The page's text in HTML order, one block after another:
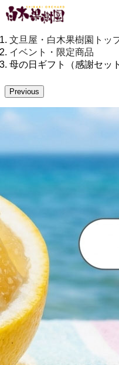
文旦屋・白木果樹園トッ
イベント・限定商品
母の日ギフト（感謝セッ
Previous
Next
1
2
3
Previous